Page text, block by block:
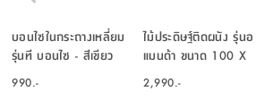
บอนไซในกระถางเหลี่ยม
รุ่นที บอนไซ - สีเขียว
990.-
ไม้ประดิษฐ์ติดผนัง รุ่นอ
แมนด้า ขนาด 100 X
100 ซม. - คละสี
2,990.-